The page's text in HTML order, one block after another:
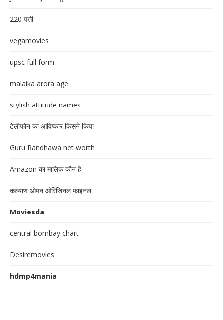
220 पत्ती
vegamovies
upsc full form
malaika arora age
stylish attitude names
टेलीफोन का आविष्कार किसने किया
Guru Randhawa net worth
Amazon का मालिक कौन है
कल्याण ओपन ओरिजिनल फाइनल
Moviesda
central bombay chart
Desiremovies
hdmp4mania